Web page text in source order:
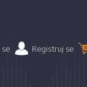
se Registruj se